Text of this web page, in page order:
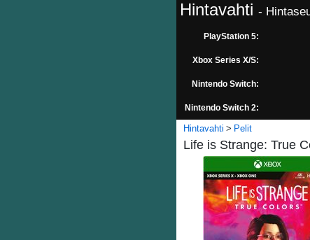
Hintavahti -
PlayStation 5:
Xbox Series X/S:
Nintendo Switch:
Nintendo Switch 2:
Hintavahti Pelit
Life is Strange: True